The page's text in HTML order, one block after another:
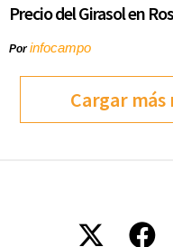
Precio del Girasol en
Porinfocampo
Cargar